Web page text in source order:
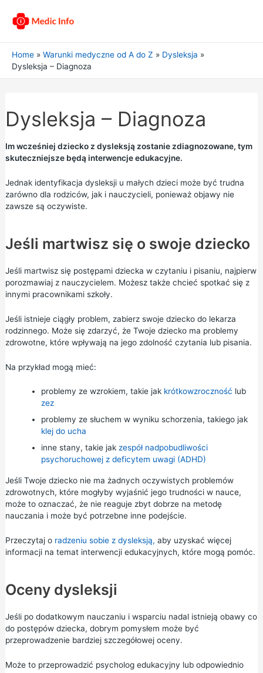
Home Warunki medyczne od A do Z
Dysleksja
Dysleksja – Diagnoza
Dysleksja – Diagnoza
Im wcześniej dziecko z dysleksją zostanie zdiagnozowane, tym
skuteczniejsze będą interwencje edukacyjne.
Jednak identyfikacja dysleksji u małych dzieci może być trudna
zarówno dla rodziców, jak i nauczycieli, ponieważ objawy nie
zawsze są oczywiste.
Jeśli martwisz się o swoje dziecko
Jeśli martwisz się postępami dziecka w czytaniu i pisaniu, najpierw
porozmawiaj z nauczycielem. Możesz także chcieć spotkać się z
innymi pracownikami szkoły.
Jeśli istnieje ciągły problem, zabierz swoje dziecko do lekarza
rodzinnego. Może się zdarzyć, że Twoje dziecko ma problemy
zdrowotne, które wpływają na jego zdolność czytania lub pisania.
Na przykład mogą mieć:
problemy ze wzrokiem, takie jak krótkowzroczność lub
zez
problemy ze słuchem w wyniku schorzenia, takiego jak
klej do ucha
inne stany, takie jak zespół nadpobudliwości
psychoruchowej z deficytem uwagi (ADHD)
Jeśli Twoje dziecko nie ma żadnych oczywistych problemów
zdrowotnych, które mogłyby wyjaśnić jego trudności w nauce,
może to oznaczać, że nie reaguje zbyt dobrze na metodę
nauczania i może być potrzebne inne podejście.
Przeczytaj o radzeniu sobie z dysleksją, aby uzyskać więcej
informacji na temat interwencji edukacyjnych, które mogą pomóc.
Oceny dysleksji
Jeśli po dodatkowym nauczaniu i wsparciu nadal istnieją obawy co
do postępów dziecka, dobrym pomysłem może być
przeprowadzenie bardziej szczegółowej oceny.
Może to przeprowadzić psycholog edukacyjny lub odpowiednio